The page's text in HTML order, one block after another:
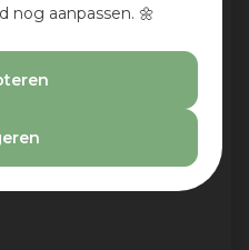
nog aanpassen. 🌼